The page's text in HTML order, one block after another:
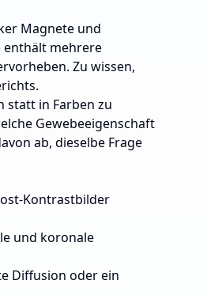
Magnete und
enthält mehrere
Zu wissen,
statt in Farben zu
Gewebeeigenschaft
ab, dieselbe Frage
Kontrastbilder
und koronale
Diffusion oder ein